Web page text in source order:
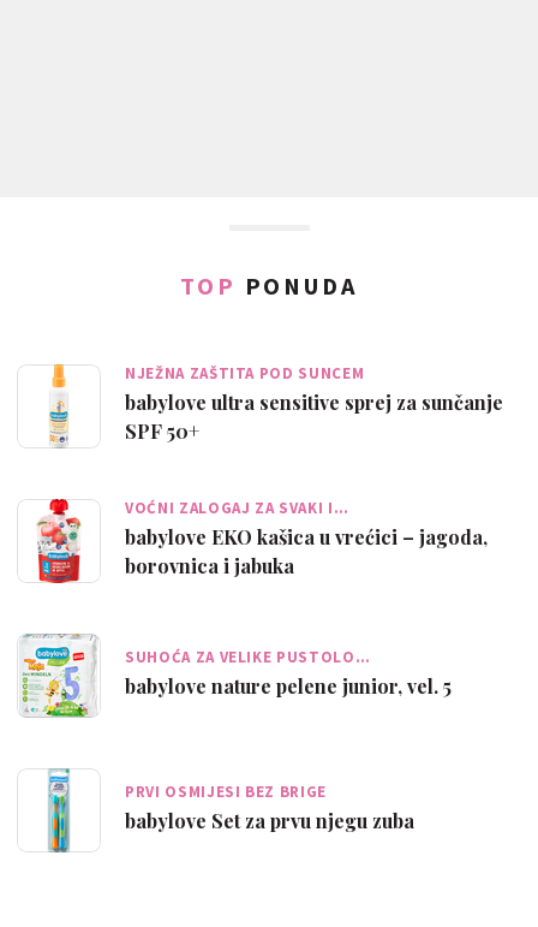
TOP PONUDA
NJEŽNA ZAŠTITA POD SUNCEM
babylove ultra sensitive sprej za sunčanje
SPF 50+
VOĆNI ZALOGAJ ZA SVAKI I…
babylove EKO kašica u vrećici – jagoda,
borovnica i jabuka
SUHOĆA ZA VELIKE PUSTOLO…
babylove nature pelene junior, vel. 5
PRVI OSMIJESI BEZ BRIGE
babylove Set za prvu njegu zuba